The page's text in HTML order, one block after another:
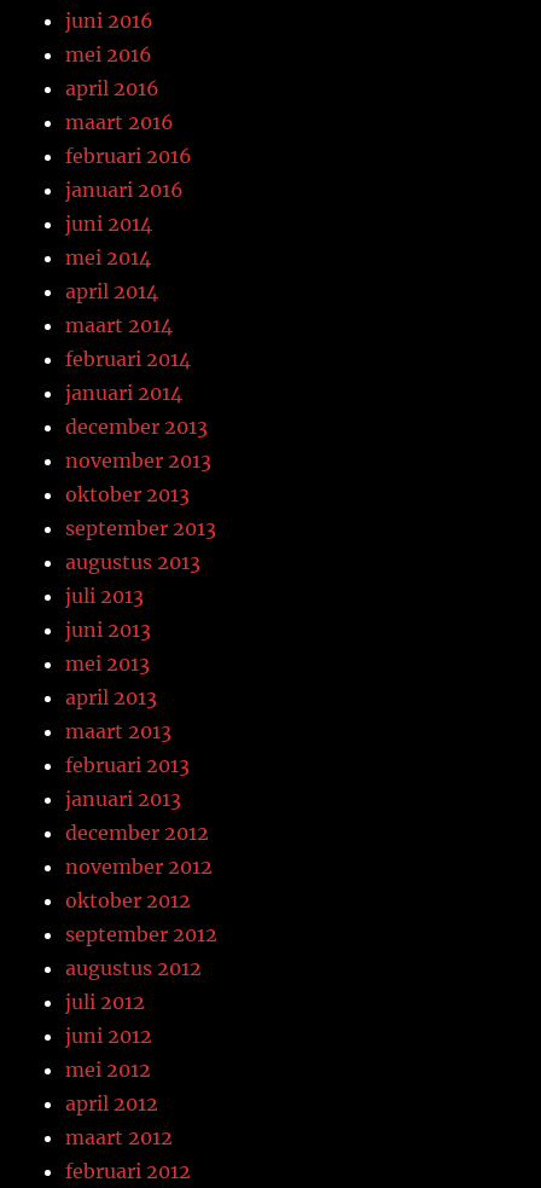
juni 2016
mei 2016
april 2016
maart 2016
februari 2016
januari 2016
juni 2014
mei 2014
april 2014
maart 2014
februari 2014
januari 2014
december 2013
november 2013
oktober 2013
september 2013
augustus 2013
juli 2013
juni 2013
mei 2013
april 2013
maart 2013
februari 2013
januari 2013
december 2012
november 2012
oktober 2012
september 2012
augustus 2012
juli 2012
juni 2012
mei 2012
april 2012
maart 2012
februari 2012